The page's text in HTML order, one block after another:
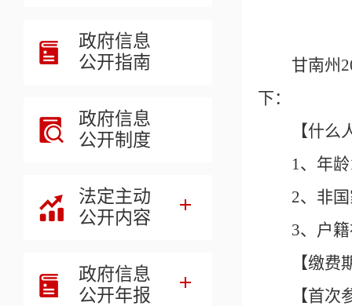
政府信息
公开指南
政府信息
公开制度
法定主动
公开内容
政府信息
公开年报
甘南州
下：
【什
1、年
2、非
3、户
【缴费
【首次